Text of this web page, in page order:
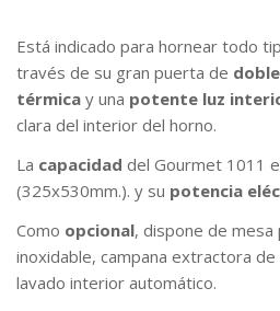
Está indicado para hornear todo
través de su gran puerta de
térmica y una potente luz
clara del interior del horno.
La capacidad del Gourmet 1011
(325x530mm.). y su potencia
Como opcional, dispone de
inoxidable, campana extractora
lavado interior automático.